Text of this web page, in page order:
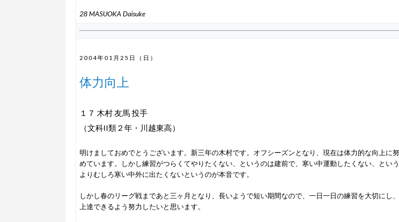
28 MASUOKA Daisuke
2004年01月25日（日）
体力向上
１７ 木村 友馬 投手
（文科II類２年・川越東高）
明けましておめでとうございます。新三年の木村です。オフシーズンとなり、現在は体力的な向上に努
めています。しかし練習がつらくてやりたくない、というのは建前で、寒い中運動したくない、という
よりむしろ寒い中外に出たくないというのが本音です。
しかし春のリーグ戦まであと三ヶ月となり、長いようで短い期間なので、一日一日の練習を大切にし
上達できるよう努力したいと思います。